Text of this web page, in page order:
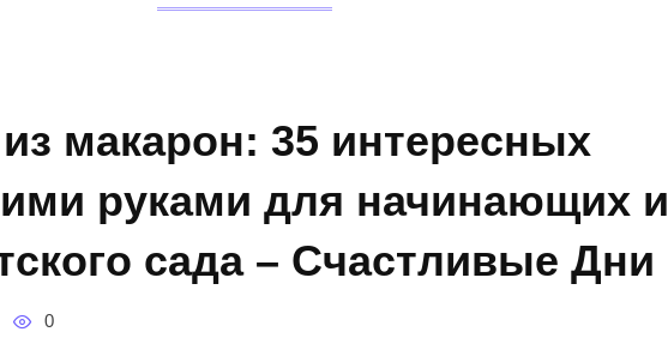
макарон: 35 интересных
руками для начинающих и
сада – Счастливые Дни
0